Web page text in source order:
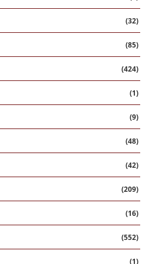
(32)
(85)
(424)
(1)
(9)
(48)
(42)
(209)
(16)
(552)
(1)